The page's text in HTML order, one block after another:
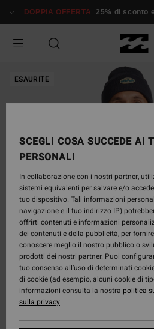
alle
prodotto
DOPPIA OFFERTA 25% di sconto
ESAURITE
SCEGLI COSA SUCCEDE AI
PERSONALI
In collaborazione con i nostri partner,
sistemi equivalenti per salvare e/o
tuo dispositivo. Tali informazioni
navigazione e il tuo indirizzo IP)
offrirti contenuti e informazioni
dei contenuti e della pubblicità, per
conoscere meglio il nostro pubblico o
prodotti dei nostri partner. Puoi
tuo consenso all’uso di determinati
di cookie (ad esempio, alcuni cookie di
informazioni consulta la nostra politica
sulla privacy.